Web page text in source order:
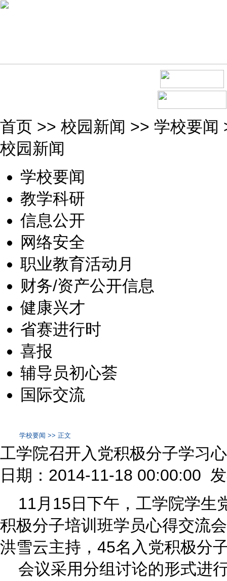
首页 >> 校园新闻 >> 学校要闻
校园新闻
学校要闻
教学科研
信息公开
网络安全
职业教育活动月
财务/资产公开信息
健康兴才
省赛进行时
喜报
辅导员初心荟
国际交流
学校要闻 >> 正文
工学院召开入党积极分子学习
日期：2014-11-18 00:00:00
11月15日下午，工学院学生
积极分子培训班学员心得交流
洪雪云主持，45名入党积极分
会议采用分组讨论的形式进